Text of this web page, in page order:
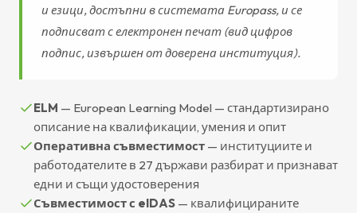
и езици, достъпни в системата Europass, и се
подписват с електронен печат (вид цифров
подпис, извършен от доверена институция).
ELM — European Learning Model — стандартизирано
описание на квалификации, умения и опит
Оперативна съвместимост — институциите и
работодателите в 27 държави разбират и признават
едни и същи удостоверения
Съвместимост с eIDAS — квалифицираните